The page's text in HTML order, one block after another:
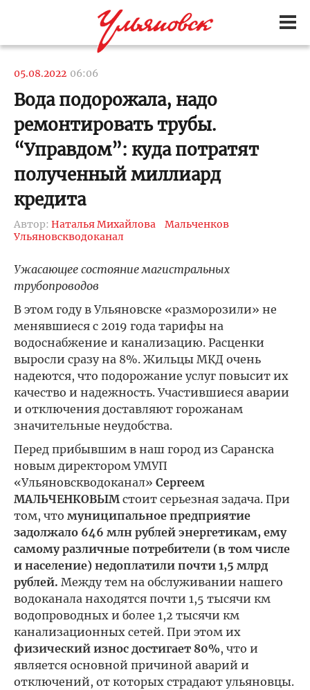
05.08.2022 06:06
Вода подорожала, надо
ремонтировать трубы.
“Управдом”: куда потратят
полученный миллиард
кредита
Автор: Наталья Михайлова
Мальченков
Ульяновскводоканал
Ужасающее состояние магистральных
трубопроводов
В этом году в Ульяновске «разморозили» не
менявшиеся с 2019 года тарифы на
водоснабжение и канализацию. Расценки
выросли сразу на 8%. Жильцы МКД очень
надеются, что подорожание услуг повысит их
качество и надежность. Участившиеся аварии
и отключения доставляют горожанам
значительные неудобства.
Перед прибывшим в наш город из Саранска
новым директором УМУП
«Ульяновскводоканал» Сергеем
МАЛЬЧЕНКОВЫМстоит серьезная задача. При
том, что муниципальное предприятие
задолжало 646 млн рублей энергетикам, ему
самому различные потребители (в том числе
и население) недоплатили почти 1,5 млрд
рублей. Между тем на обслуживании нашего
водоканала находятся почти 1,5 тысячи км
водопроводных и более 1,2 тысячи км
канализационных сетей. При этом их
физический износ достигает 80%, что и
является основной причиной аварий и
отключений, от которых страдают ульяновцы.